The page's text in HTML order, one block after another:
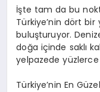
İşte tam da bu
Türkiye’nin dört bir
buluşturuyor.
doğa içinde saklı
yelpazede yüzlerce
Türkiye’nin En